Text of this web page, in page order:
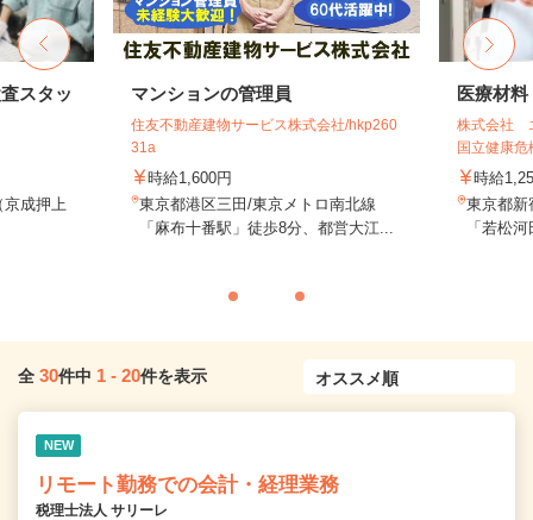
スタッ
京成押上
マンションの管理員
住友不動産建物サービス株式会社/hkp260
31a
時給1,600円
東京都港区三田/東京メトロ南北線
「麻布十番駅」徒歩8分、都営大江...
医療材
株式会社
国立健康危
時給
東京都新
「若松
全 30件中 1 - 20件を表示
NEW
リモート勤務での会計・経理業務
税理士法人 サリーレ